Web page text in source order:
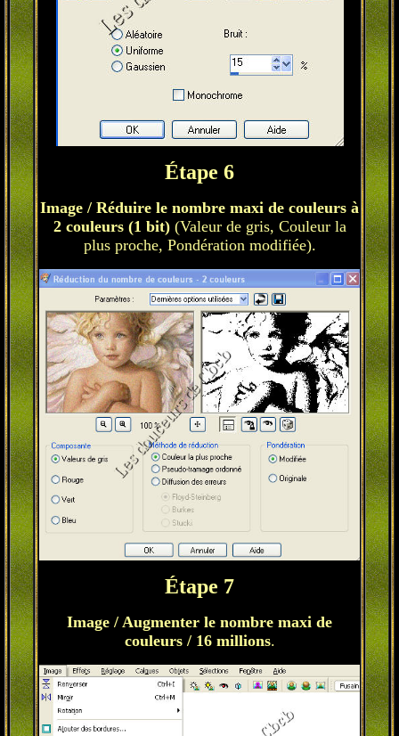
Étape 6
Image / Réduire le nombre maxi de couleurs à
2 couleurs (1 bit)(Valeur de gris, Couleur la
plus proche, Pondération modifiée).
Étape 7
Image / Augmenter le nombre maxi de
couleurs / 16 millions.